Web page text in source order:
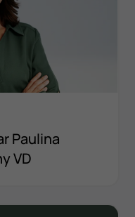
Paulina
VD